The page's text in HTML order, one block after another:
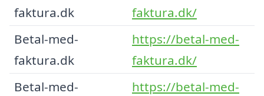
faktura.dk
faktura.dk/
Betal-med-
faktura.dk
https://betal-med-
faktura.dk/
Betal-med-
https://betal-med-